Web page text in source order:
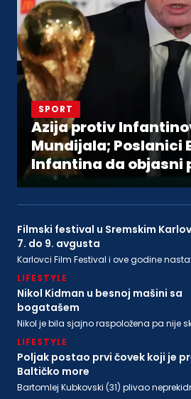
SPORT
Azija protiv
Mundijala; Poslanici
Infantina da objasni
Filmski festival u Sremskim
7. do 9. avgusta
Karlovci Film Festival i ove godine
savremenog autorskog izraza
LIFESTYLE
Nikol Kidman u besnoj mašini sa
bogatašem
Nikol je bila sjajno raspoložena pa nije
biznismenaMajkla Rajstina (55) koji se
viđa u društvu oskarovke
LIFESTYLE
Poljak postao prvi čovek koji je
Baltičko more
Bartomlej Kubkovski (31) plivao